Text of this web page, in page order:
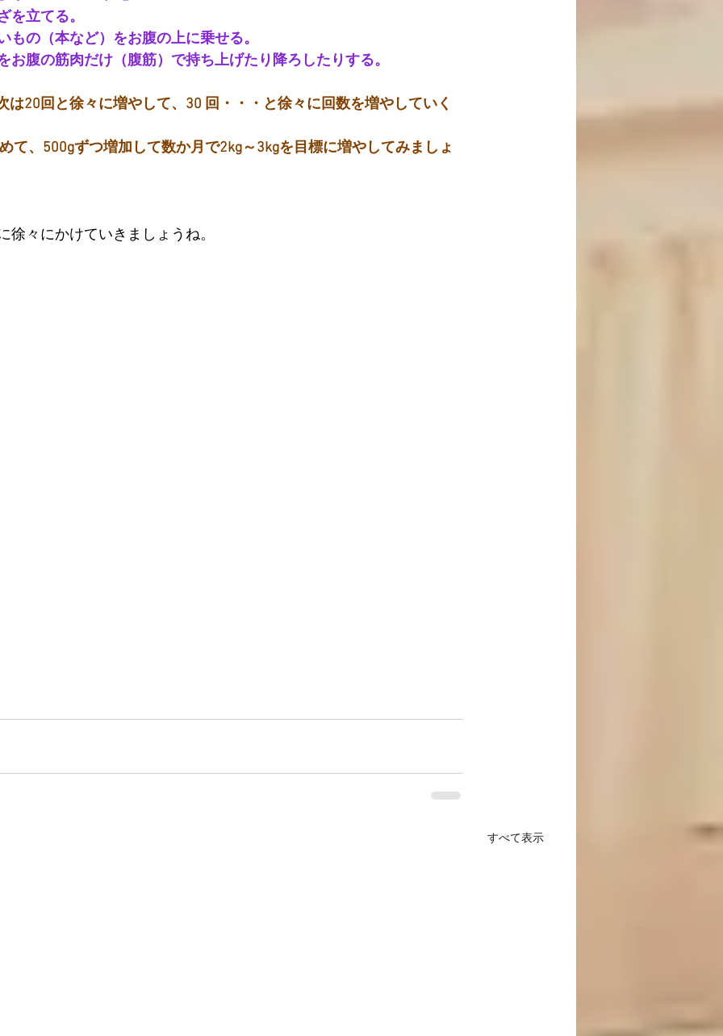
立てる。
の（本など）をお腹の上に乗せる。
腹の筋肉だけ（腹筋）で持ち上げたり降ろしたりする。
20回と徐々に増やして、30 回・・・と徐々に回数を増やしていく
て、500gずつ増加して数か月で2kg～3kgを目標に増やしてみましょ
徐々にかけていきましょうね。
すべて表示